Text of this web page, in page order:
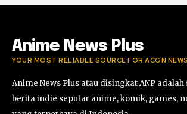
#gaming #horor
Anime News Plus
YOUR MOST RELIABLE SOURCE FOR ACGN NEWS
Anime News Plus atau disingkat ANP adalah
berita indie seputar anime, komik, games,